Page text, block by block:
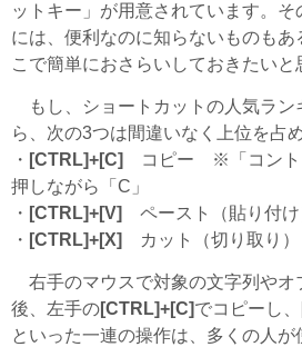
ットキー」が用意されています。そ
には、便利なのに知らないものもあ
こで簡単におさらいしておきたいと
もし、ショートカットの人気ラン
ら、次の3つは間違いなく上位を占
・ [CTRL]+[C]
コピー ※「コント
押しながら「C」
・ [CTRL]+[V]
ペースト（貼り付け
・ [CTRL]+[X] カット（切り取り）
右手のマウスで対象の文字列やオ
後、左手の[CTRL]+[C]でコピーし、
といった一連の操作は、多くの人